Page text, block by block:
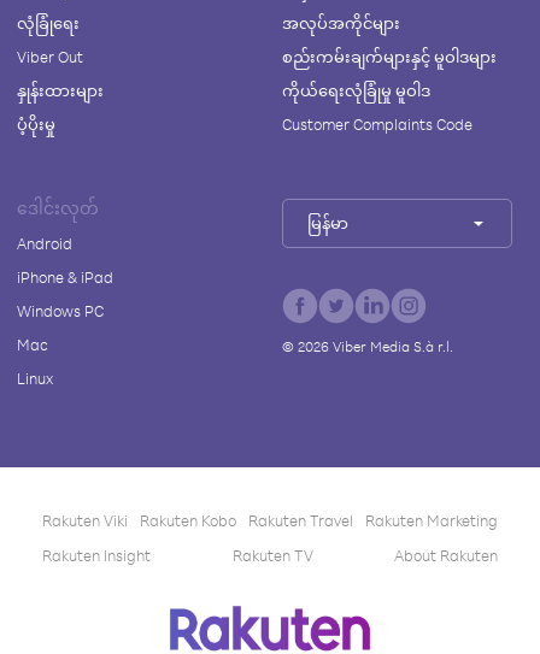
လုံခြုံရေး
Viber Out
နှုန်းထားများ
ပံ့ပိုးမှု
အလုပ်အကိုင်များ
စည်းကမ်းချက်များနှင့် မူဝါဒများ
ကိုယ်ရေးလုံခြုံမှု မူဝါဒ
Customer Complaints Code
ဒေါင်းလုတ်
Android
iPhone & iPad
Windows PC
Mac
Linux
မြန်မာ
© 2026Viber Media S.à r.l.
Rakuten Viki Rakuten Kobo Rakuten Travel
Rakuten Marketing
Rakuten Insight
Rakuten TV About Rakuten